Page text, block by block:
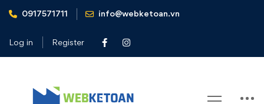
0917571711 info@webketoan.vn
Log in Register
Home
Tin tức - Sự kiện
Chuyên đề 3 “Giải pháp cho nhà máy sản xuất và chuỗi
cung ứng”
Blog